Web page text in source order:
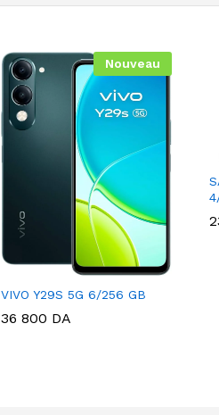
Nouveau
VIVO Y29S 5G 6/256 GB
36 800 DA